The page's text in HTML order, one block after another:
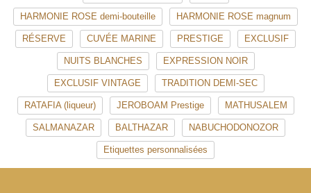
HARMONIE ROSE demi-bouteille HARMONIE ROSE magnum
RÉSERVE CUVÉE MARINE PRESTIGE EXCLUSIF
NUITS BLANCHES EXPRESSION NOIR
EXCLUSIF VINTAGE TRADITION DEMI-SEC
RATAFIA (liqueur) JEROBOAM Prestige MATHUSALEM
SALMANAZAR BALTHAZAR NABUCHODONOZOR
Etiquettes personnalisées